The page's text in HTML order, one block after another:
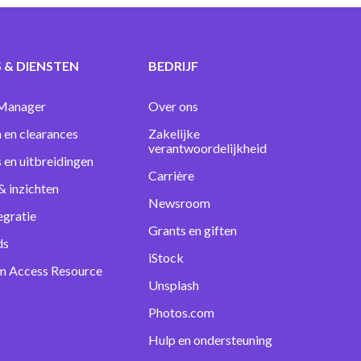
DIENSTEN
en clearances
en uitbreidingen
inzichten
Access Resource
BEDRIJF
Over ons
Zakelijke
verantwoordelijkheid
Carrière
Newsroom
Grants en giften
iStock
Unsplash
Photos.com
Hulp en ondersteuning